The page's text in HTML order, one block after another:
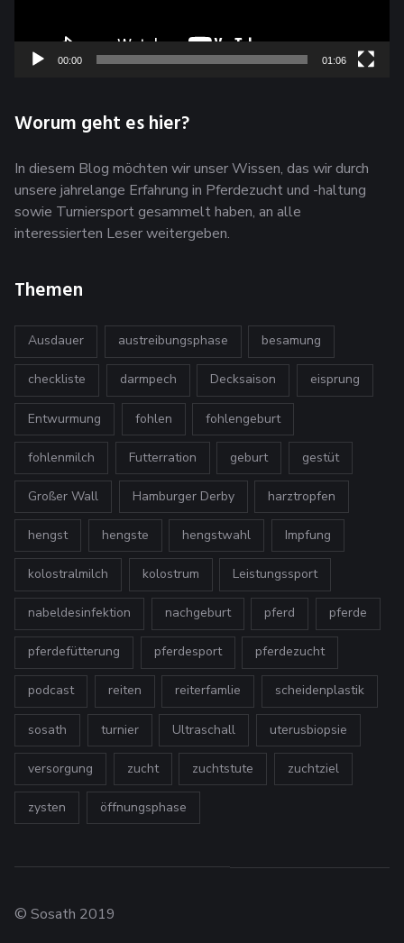
00:00 01:06
Worum geht es hier?
In diesem Blog möchten wir unser Wissen, das wir durch
unsere jahrelange Erfahrung in Pferdezucht und -haltung
sowie Turniersport gesammelt haben, an alle
interessierten Leser weitergeben.
Themen
Ausdauer austreibungsphase besamung
checkliste darmpech Decksaison eisprung
Entwurmung fohlen fohlengeburt
fohlenmilch Futterration geburt gestüt
Großer Wall Hamburger Derby harztropfen
hengst hengste hengstwahl Impfung
kolostralmilch kolostrum Leistungssport
nabeldesinfektion nachgeburt pferd pferde
pferdefütterung pferdesport pferdezucht
podcast reiten reiterfamlie scheidenplastik
sosath turnier Ultraschall uterusbiopsie
versorgung zucht zuchtstute zuchtziel
zysten öffnungsphase
© Sosath 2019